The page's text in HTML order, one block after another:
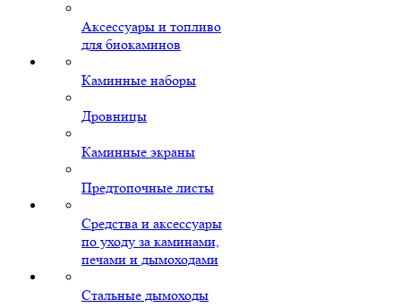
Аксессуары и топливо
для биокаминов
Каминные наборы
Дровницы
Каминные экраны
Предтопочные листы
Средства и аксессуары
по уходу за каминами,
печами и дымоходами
Стальные дымоходы